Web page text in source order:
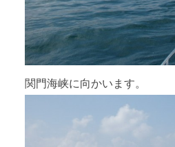
関門海峡に向かいます。